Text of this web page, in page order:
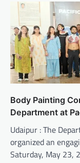
Body Painting
Department at
Udaipur : The
organized an
Saturday, May 23,